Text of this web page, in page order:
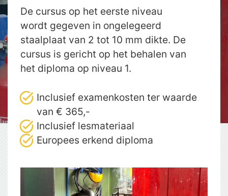
De cursus op het eerste niveau
wordt gegeven in ongelegeerd
staalplaat van 2 tot 10 mm dikte. De
cursus is gericht op het behalen van
het diploma op niveau 1.
Inclusief examenkosten ter waarde
van € 365,-
Inclusief lesmateriaal
Europees erkend diploma